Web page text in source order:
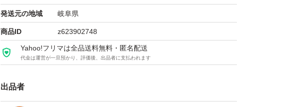
発送元の地域 岐阜県
商品ID z623902748
Yahoo!フリマは全品送料無料・匿名配送
代金は運営が一旦預かり、評価後、出品者に支払われます
出品者